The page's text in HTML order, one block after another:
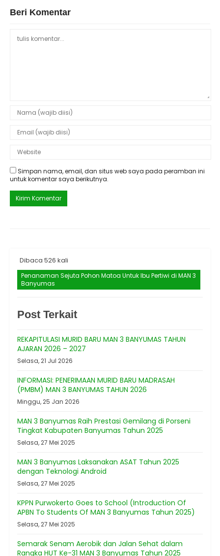
Beri Komentar
Simpan nama, email, dan situs web saya pada peramban ini
untuk komentar saya berikutnya.
Dibaca 526 kali
Penanaman Sejuta Pohon Matoa Untuk Ibu Pertiwi di MAN 3
Banyumas
Post Terkait
REKAPITULASI MURID BARU MAN 3 BANYUMAS TAHUN
AJARAN 2026 – 2027
Selasa, 21 Jul 2026
INFORMASI: PENERIMAAN MURID BARU MADRASAH
(PMBM) MAN 3 BANYUMAS TAHUN 2026
Minggu, 25 Jan 2026
MAN 3 Banyumas Raih Prestasi Gemilang di Porseni
Tingkat Kabupaten Banyumas Tahun 2025
Selasa, 27 Mei 2025
MAN 3 Banyumas Laksanakan ASAT Tahun 2025
dengan Teknologi Android
Selasa, 27 Mei 2025
KPPN Purwokerto Goes to School (Introduction Of
APBN To Students Of MAN 3 Banyumas Tahun 2025)
Selasa, 27 Mei 2025
Semarak Senam Aerobik dan Jalan Sehat dalam
Rangka HUT Ke-31 MAN 3 Banyumas Tahun 2025